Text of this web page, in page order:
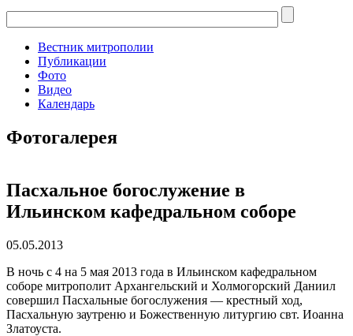
Вестник митрополии
Публикации
Фото
Видео
Календарь
Фотогалерея
Пасхальное богослужение в
Ильинском кафедральном соборе
05.05.2013
В ночь с 4 на 5 мая 2013 года в Ильинском кафедральном
соборе митрополит Архангельский и Холмогорский Даниил
совершил Пасхальные богослужения — крестный ход,
Пасхальную заутреню и Божественную литургию свт. Иоанна
Златоуста.